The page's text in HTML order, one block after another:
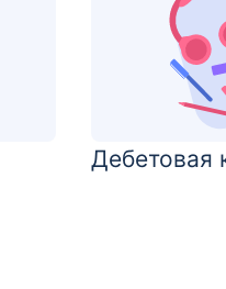
Дебетовая